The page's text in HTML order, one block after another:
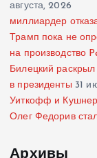
августа, 2026
миллиардер
Трамп пока не
на производство
Билецкий
в президенты 31
Уиткофф и Кушнер
Олег Федорив
Архивы